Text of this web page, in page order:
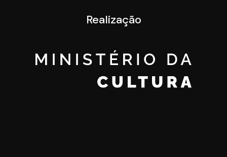
Realização